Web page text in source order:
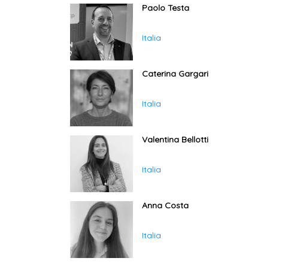
Paolo Testa
Italia
Caterina Gargari
Italia
Valentina Bellotti
Italia
Anna Costa
Italia